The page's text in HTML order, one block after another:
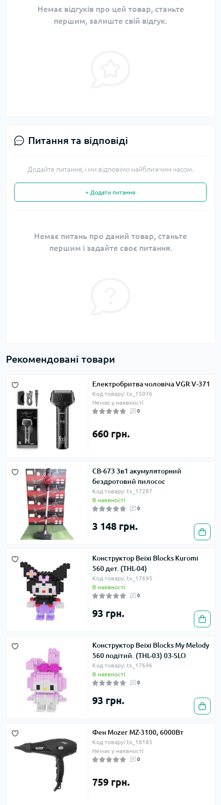
Немає відгуків про цей товар, станьте
першим, залиште свій відгук.
Питання та відповіді
Додайте питання, і ми відповімо найближчим часом.
+ Додати питання
Немає питань про даний товар, станьте
першим і задайте своє питання.
Рекомендовані товари
Електробритва чоловіча VGR V-371
Код товару: tx_15076
Немає у наявності
0
660 грн.
CB-673 3в1 акумуляторний
бездротовий пилосос
Код товару: tx_17287
В наявності
0
3 148 грн.
Конструктор Beixi Blocks Kuromi
560 дет. (THL-04)
Код товару: tx_17695
В наявності
0
93 грн.
Конструктор Beixi Blocks My Melody
560 подітий. (THL-03) 03-SLO
Код товару: tx_17696
В наявності
0
93 грн.
Фен Mozer MZ-3100, 6000Вт
Код товару: tx_18185
Немає у наявності
0
759 грн.